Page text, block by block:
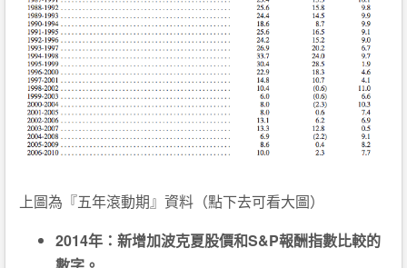
上圖為『五年滾動期』資料（點下去可看大圖）
2014年：新增加波克夏股價和S&P報酬指數比較的